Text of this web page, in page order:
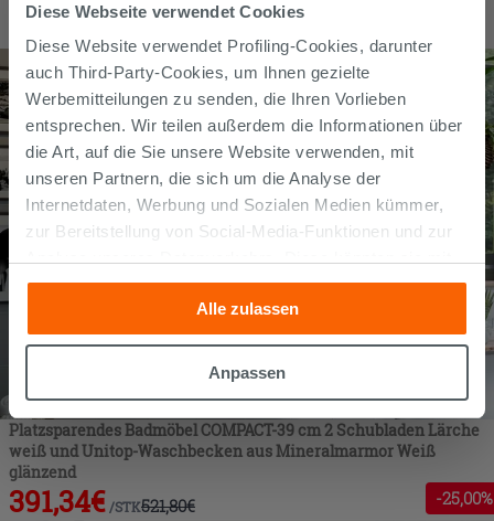
Diese Webseite verwendet Cookies
Diese Website verwendet Profiling-Cookies, darunter
auch Third-Party-Cookies, um Ihnen gezielte
Werbemitteilungen zu senden, die Ihren Vorlieben
entsprechen. Wir teilen außerdem die Informationen über
die Art, auf die Sie unsere Website verwenden, mit
unseren Partnern, die sich um die Analyse der
Internetdaten, Werbung und Sozialen Medien kümmer,
zur Bereitstellung von Social-Media-Funktionen und zur
anderen Informationen, die Sie ihnen geliefert haben oder
die sie aufgrund Ihrer Verwendung ihrer Dienste
gesammelt haben, kombinieren. Falls Sie mehr wissen
möchten oder Ihre Zustimmung zu allen oder einigen
Zustimmung kann durch Klicken auf die Schaltfläche
„Cookies akzeptieren“ gegeben werden. Wenn Sie auf
die Schaltfläche "X" klicken, können Sie das Surfen erst
nach der Installation der technischen Cookies fortsetzen.
Alle zulassen
Anpassen
1.337,70 €
Platzsparendes Badmöbel COMPACT-39 cm 2 Schubladen Lärche
weiß und Unitop-Waschbecken aus Mineralmarmor Weiß
glänzend
391,34€ /STK521,80€ -25,00%